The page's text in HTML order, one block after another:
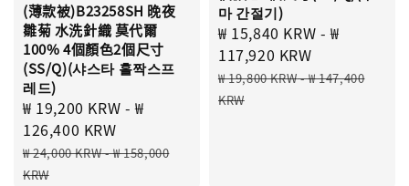
(薄款被)B23258SH 晚夜
雛菊 水洗針織 莫代爾
100% 4個顏色2個尺寸
(SS/Q)(샤스타 홀짝스프
레드)
Sale
price
₩ 19,200 KRW -₩
126,400 KRW
Regular
price
₩ 24,000 KRW-₩ 158,000
KRW
마 간절기)
Sale
price
₩ 15,840 KRW -₩
117,920 KRW
Regular
price
₩ 19,800 KRW-₩ 147,400
KRW